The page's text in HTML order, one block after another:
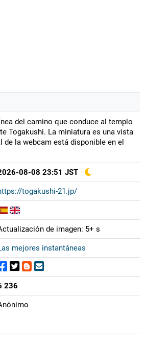
del camino que conduce al templo
Togakushi. La miniatura es una vista
de la webcam está disponible en el
08-08 23:51 JST
togakushi-21.jp/
de imagen: 5+ s
mejores instantáneas
236